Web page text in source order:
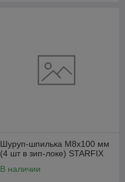
Шуруп-шпилька М8х100 мм
(4 шт в зип-локе) STARFIX
В наличии